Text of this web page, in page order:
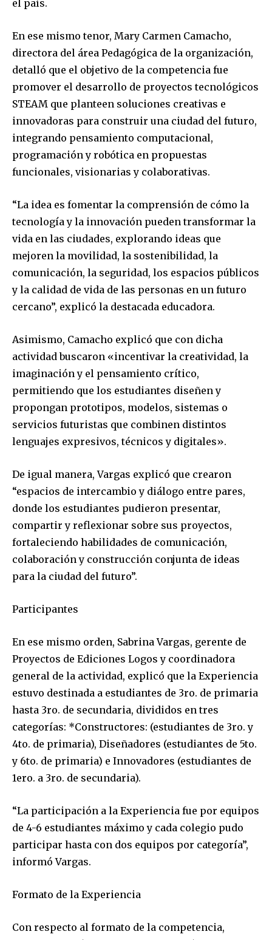
el país.
En ese mismo tenor, Mary Carmen Camacho,
directora del área Pedagógica de la organización,
detalló que el objetivo de la competencia fue
promover el desarrollo de proyectos tecnológicos
STEAM que planteen soluciones creativas e
innovadoras para construir una ciudad del futuro,
integrando pensamiento computacional,
programación y robótica en propuestas
funcionales, visionarias y colaborativas.
“La idea es fomentar la comprensión de cómo la
tecnología y la innovación pueden transformar la
vida en las ciudades, explorando ideas que
mejoren la movilidad, la sostenibilidad, la
comunicación, la seguridad, los espacios públicos
y la calidad de vida de las personas en un futuro
cercano”, explicó la destacada educadora.
Asimismo, Camacho explicó que con dicha
actividad buscaron «incentivar la creatividad, la
imaginación y el pensamiento crítico,
permitiendo que los estudiantes diseñen y
propongan prototipos, modelos, sistemas o
servicios futuristas que combinen distintos
lenguajes expresivos, técnicos y digitales».
De igual manera, Vargas explicó que crearon
“espacios de intercambio y diálogo entre pares,
donde los estudiantes pudieron presentar,
compartir y reflexionar sobre sus proyectos,
fortaleciendo habilidades de comunicación,
colaboración y construcción conjunta de ideas
para la ciudad del futuro”.
Participantes
En ese mismo orden, Sabrina Vargas, gerente de
Proyectos de Ediciones Logos y coordinadora
general de la actividad, explicó que la Experiencia
estuvo destinada a estudiantes de 3ro. de primaria
hasta 3ro. de secundaria, divididos en tres
categorías: *Constructores: (estudiantes de 3ro. y
4to. de primaria), Diseñadores (estudiantes de 5to.
y 6to. de primaria) e Innovadores (estudiantes de
1ero. a 3ro. de secundaria).
“La participación a la Experiencia fue por equipos
de 4-6 estudiantes máximo y cada colegio pudo
participar hasta con dos equipos por categoría”,
informó Vargas.
Formato de la Experiencia
Con respecto al formato de la competencia,